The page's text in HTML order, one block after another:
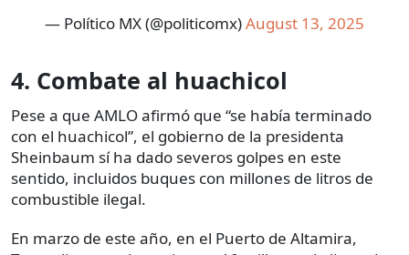
— Político MX (@politicomx)August 13, 2025
4. Combate al huachicol
Pese a que AMLO afirmó que “se había terminado
con el huachicol”, el gobierno de la presidenta
Sheinbaum sí ha dado severos golpes en este
sentido, incluidos buques con millones de litros de
combustible ilegal.
En marzo de este año, en el Puerto de Altamira,